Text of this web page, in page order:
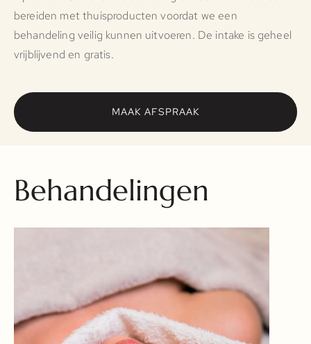
bereiden met thuisproducten voordat we een
behandeling veilig kunnen uitvoeren. De intake is geheel
vrijblijvend en gratis.
MAAK AFSPRAAK
Behandelingen